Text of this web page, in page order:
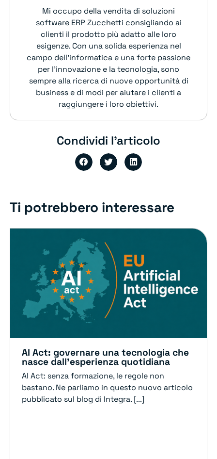
Mi occupo della vendita di soluzioni
software ERP Zucchetti consigliando ai
clienti il prodotto più adatto alle loro
esigenze. Con una solida esperienza nel
campo dell’informatica e una forte passione
per l’innovazione e la tecnologia, sono
sempre alla ricerca di nuove opportunità di
business e di modi per aiutare i clienti a
raggiungere i loro obiettivi.
Condividi l'articolo
Ti potrebbero interessare
AI Act: governare una tecnologia che
nasce dall’esperienza quotidiana
AI Act: senza formazione, le regole non
bastano. Ne parliamo in questo nuovo articolo
pubblicato sul blog di Integra. [...]